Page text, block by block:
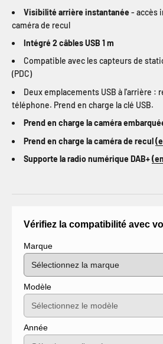
Visibilité arrière instantanée - accès
caméra de recul
Intégré 2 câbles USB 1 m
Compatible avec les capteurs de
(PDC)
Deux emplacements USB à l'arrière :
téléphone. Prend en charge la clé USB.
Prend en charge la caméra
Prend en charge la caméra de recul
Supporte la radio numérique DAB+
Vérifiez la compatibilité avec
Marque
Modèle
Année